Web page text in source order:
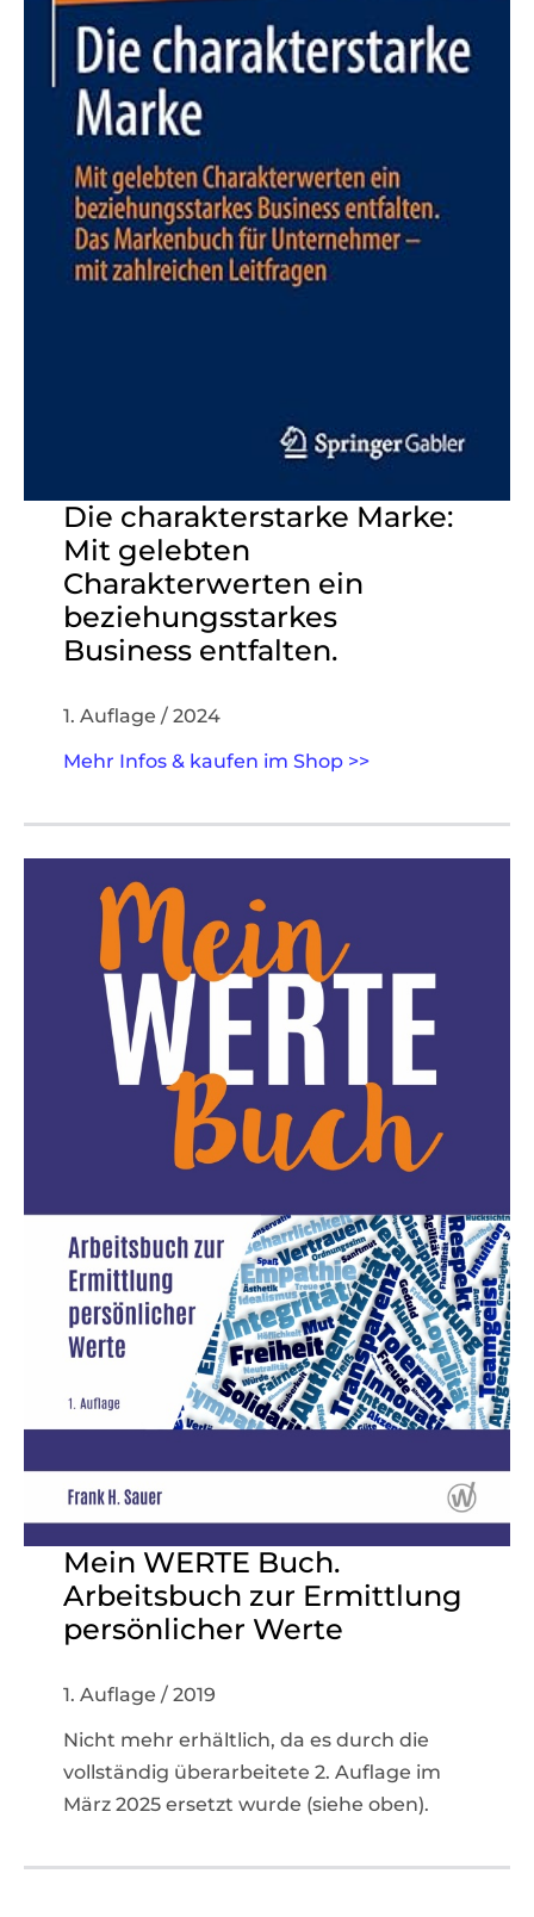
Die charakterstarke Marke:
Mit gelebten
Charakterwerten ein
beziehungsstarkes
Business entfalten.
1. Auflage / 2024
Mehr Infos & kaufen im Shop >>
Mein WERTE Buch.
Arbeitsbuch zur Ermittlung
persönlicher Werte
1. Auflage / 2019
Nicht mehr erhältlich, da es durch die
vollständig überarbeitete 2. Auflage im
März 2025 ersetzt wurde (siehe oben).